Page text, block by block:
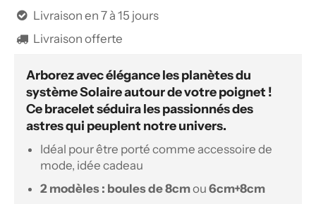
 Livraison en 7 à 15 jours
 Livraison offerte
Arborez avec élégance les planètes du
système Solaire autour de votre poignet !
Ce bracelet séduira les passionnés des
astres qui peuplent notre univers.
Idéal pour être porté comme accessoire de
mode, idée cadeau
2 modèles : boules de 8cmou 6cm+8cm